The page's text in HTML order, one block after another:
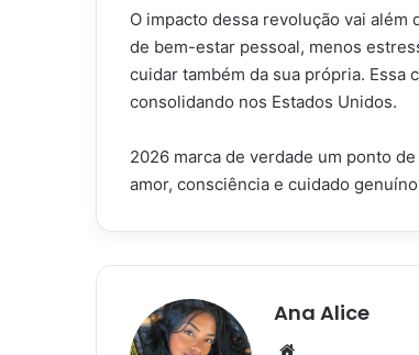
O impacto dessa revolução vai
de bem-estar pessoal, menos
cuidar também da sua própria.
consolidando nos Estados Unidos.
2026 marca de verdade um ponto
amor, consciência e cuidado
Ana Alice